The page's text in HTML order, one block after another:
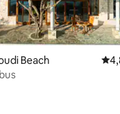
de 5, 25 avaliações
Beach